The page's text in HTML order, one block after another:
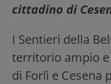
cittadino di
I Sentieri della
territorio ampio
di Forlì e Cesena